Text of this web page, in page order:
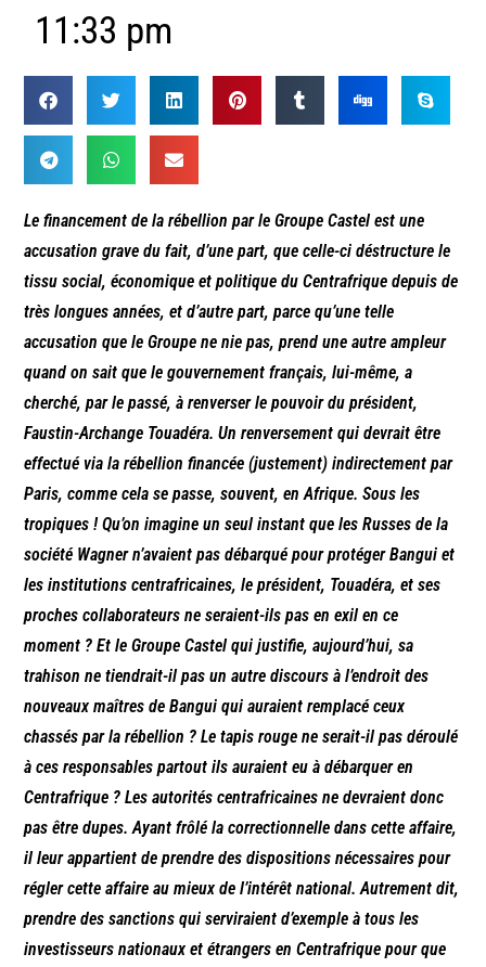
11:33 pm
Le financement de la rébellion par le Groupe Castel est une
accusation grave du fait, d’une part, que celle-ci déstructure le
tissu social, économique et politique du Centrafrique depuis de
très longues années, et d’autre part, parce qu’une telle
accusation que le Groupe ne nie pas, prend une autre ampleur
quand on sait que le gouvernement français, lui-même, a
cherché, par le passé, à renverser le pouvoir du président,
Faustin-Archange Touadéra. Un renversement qui devrait être
effectué via la rébellion financée (justement) indirectement par
Paris, comme cela se passe, souvent, en Afrique. Sous les
tropiques ! Qu’on imagine un seul instant que les Russes de la
société Wagner n’avaient pas débarqué pour protéger Bangui et
les institutions centrafricaines, le président, Touadéra, et ses
proches collaborateurs ne seraient-ils pas en exil en ce
moment ? Et le Groupe Castel qui justifie, aujourd’hui, sa
trahison ne tiendrait-il pas un autre discours à l’endroit des
nouveaux maîtres de Bangui qui auraient remplacé ceux
chassés par la rébellion ? Le tapis rouge ne serait-il pas déroulé
à ces responsables partout ils auraient eu à débarquer en
Centrafrique ? Les autorités centrafricaines ne devraient donc
pas être dupes. Ayant frôlé la correctionnelle dans cette affaire,
il leur appartient de prendre des dispositions nécessaires pour
régler cette affaire au mieux de l’intérêt national. Autrement dit,
prendre des sanctions qui serviraient d’exemple à tous les
investisseurs nationaux et étrangers en Centrafrique pour que